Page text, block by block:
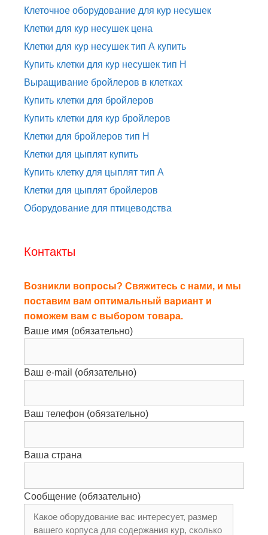
Клеточное оборудование для кур несушек
Клетки для кур несушек цена
Клетки для кур несушек тип А купить
Купить клетки для кур несушек тип H
Выращивание бройлеров в клетках
Купить клетки для бройлеров
Купить клетки для кур бройлеров
Клетки для бройлеров тип H
Клетки для цыплят купить
Купить клетку для цыплят тип A
Клетки для цыплят бройлеров
Оборудование для птицеводства
Контакты
Возникли вопросы? Свяжитесь с нами, и мы
поставим вам оптимальный вариант и
поможем вам с выбором товара.
Ваше имя (обязательно)
Ваш e-mail (обязательно)
Ваш телефон (обязательно)
Ваша страна
Сообщение (обязательно)